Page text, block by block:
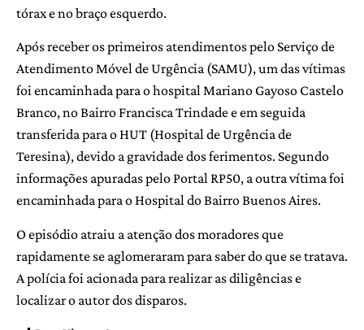
tórax e no braço esquerdo.
Após receber os primeiros atendimentos pelo Serviço de
Atendimento Móvel de Urgência (SAMU), um das vítimas
foi encaminhada para o hospital Mariano Gayoso Castelo
Branco, no Bairro Francisca Trindade e em seguida
transferida para o HUT (Hospital de Urgência de
Teresina), devido a gravidade dos ferimentos. Segundo
informações apuradas pelo Portal RP50, a outra vítima foi
encaminhada para o Hospital do Bairro Buenos Aires.
O episódio atraiu a atenção dos moradores que
rapidamente se aglomeraram para saber do que se tratava.
A polícia foi acionada para realizar as diligências e
localizar o autor dos disparos.